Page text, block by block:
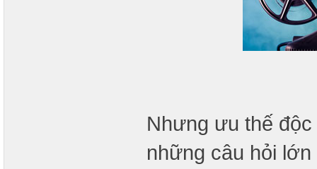
Nhưng ưu thế
những câu hỏi